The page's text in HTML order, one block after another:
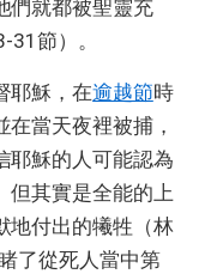
們就都被聖靈充
節）。
耶穌，在逾越節時
當天夜裡被捕，
耶穌的人可能認為
但其實是全能的上
地付出的犧牲（林
了從死人當中第